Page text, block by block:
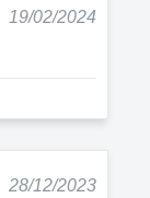
19/02/2024
28/12/2023